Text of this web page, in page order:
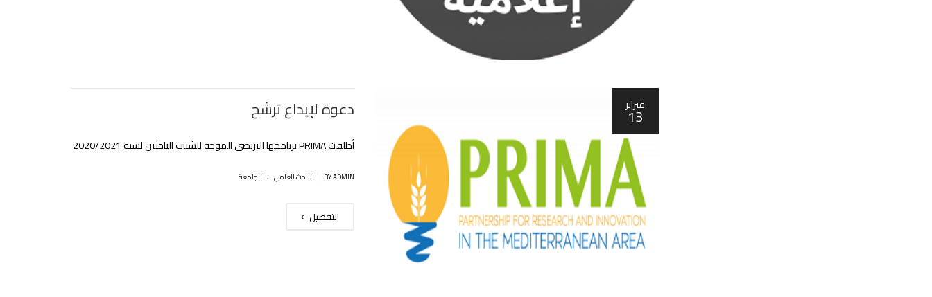
فبراير
13 دعوة لإيداع ترشح
أطلقت PRIMA برنامجها التربصي الموجه للشباب الباحثين لسنة 2020/2021
BY ADMIN البحث العلمي . الجامعة
التفصيل